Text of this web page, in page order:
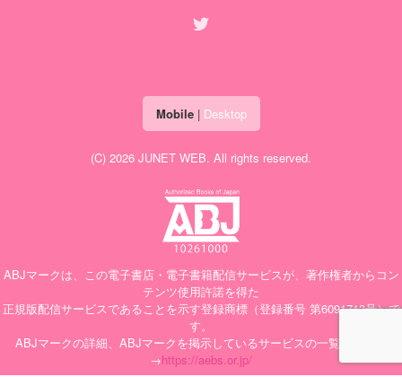
Mobile| Desktop
(C) 2026 JUNET WEB. All rights reserved.
ABJマークは、この電子書店・電子書籍配信サービスが、著作権者からコン
テンツ使用許諾を得た
正規版配信サービスであることを示す登録商標（登録番号 第6091713号）で
す。
ABJマークの詳細、ABJマークを掲示しているサービスの一覧はこちら
→https://aebs.or.jp/